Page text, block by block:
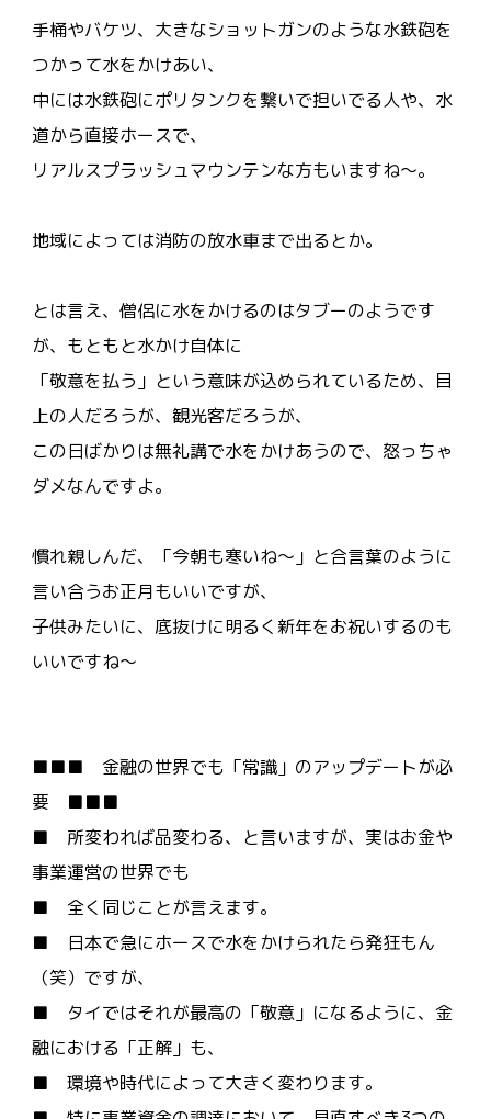
手桶やバケツ、大きなショットガンのような水鉄砲を
つかって水をかけあい、
中には水鉄砲にポリタンクを繋いで担いでる人や、水
道から直接ホースで、
リアルスプラッシュマウンテンな方もいますね～。
地域によっては消防の放水車まで出るとか。
とは言え、僧侶に水をかけるのはタブーのようです
が、もともと水かけ自体に
「敬意を払う」という意味が込められているため、目
上の人だろうが、観光客だろうが、
この日ばかりは無礼講で水をかけあうので、怒っちゃ
ダメなんですよ。
慣れ親しんだ、「今朝も寒いね～」と合言葉のように
言い合うお正月もいいですが、
子供みたいに、底抜けに明るく新年をお祝いするのも
いいですね～
■■■ 金融の世界でも「常識」のアップデートが必
要 ■■■
■ 所変われば品変わる、と言いますが、実はお金や
事業運営の世界でも
■ 全く同じことが言えます。
■ 日本で急にホースで水をかけられたら発狂もん
（笑）ですが、
■ タイではそれが最高の「敬意」になるように、金
融における「正解」も、
■ 環境や時代によって大きく変わります。